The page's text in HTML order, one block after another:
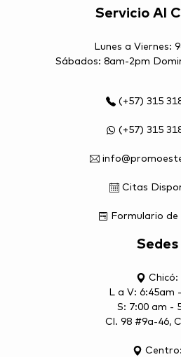
Servicio Al
Lunes a Viernes:
Sábados: 8am-2pm
(+57) 315
(+57) 315
Citas
Formulario de
Sedes
Chicó:
L a V: 6:45am
S: 7:00 am -
Cl. 98 #9a-46,
Centro: